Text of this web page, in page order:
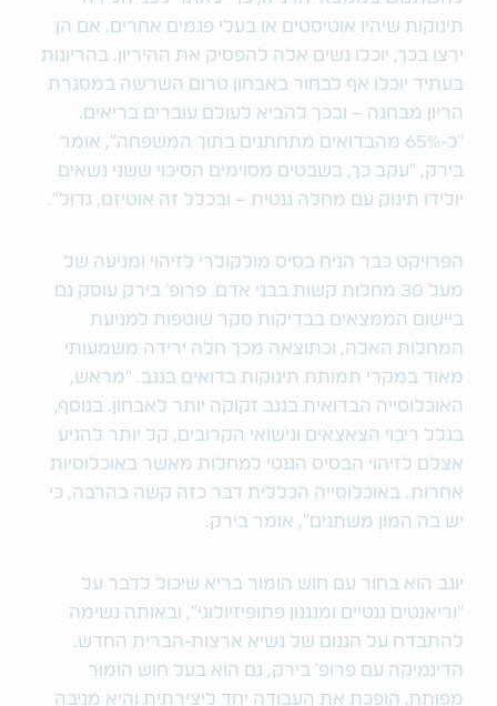
תינוקות שיהיו אוטיסטים או בעלי פגמים אחרים. אם הן
ירצו בכך, יוכלו נשים אלה להפסיק את ההיריון. בהריונות
בעתיד יוכלו אף לבחור באבחון טרום השרשה במסגרת
הריון מבחנה – ובכך להביא לעולם עוברים בריאים.
"כ-65% מהבדואים מתחתנים בתוך המשפחה", אומר
בירק, "עקב כך, בשבטים מסוימים הסיכוי ששני נשאים
יולידו תינוק עם מחלה גנטית – ובכלל זה אוטיזם, גדול".
הפרויקט כבר הניח בסיס מולקולרי לזיהוי ומניעה של
מעל 30 מחלות קשות בבני אדם. פרופ' בירק עוסק גם
ביישום הממצאים בבדיקות סקר שוטפות למניעת
המחלות האלה, וכתוצאה מכך חלה ירידה משמעותי
מאוד במקרי תמותת תינוקות בדואים בנגב. "מראש,
האוכלוסייה הבדואית בנגב זקוקה יותר לאבחון. בנוסף,
בגלל ריבוי הצאצאים ונישואי הקרובים, קל יותר להגיע
אצלם לזיהוי הבסיס הגנטי למחלות מאשר באוכלוסיות
אחרות. באוכלוסייה הכללית דבר כזה קשה בהרבה, כי
יש בה המון משתנים", אומר בירק.
יוגב הוא בחור עם חוש הומור בריא שיכול לדבר על
"וריאנטים גנטיים ומנגנון פתופיזיולוגי", ובאותה נשימה
להתבדח על הגנום של נשיא ארצות-הברית החדש.
הדינמיקה עם פרופ' בירק, גם הוא בעל חוש הומור
מפותח, הופכת את העבודה יחד ליצירתית והיא מניבה